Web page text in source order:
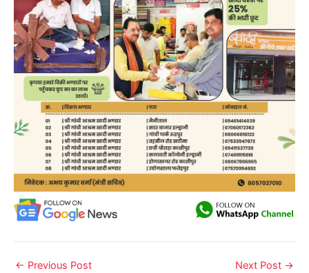
← Previous Post Next Post →